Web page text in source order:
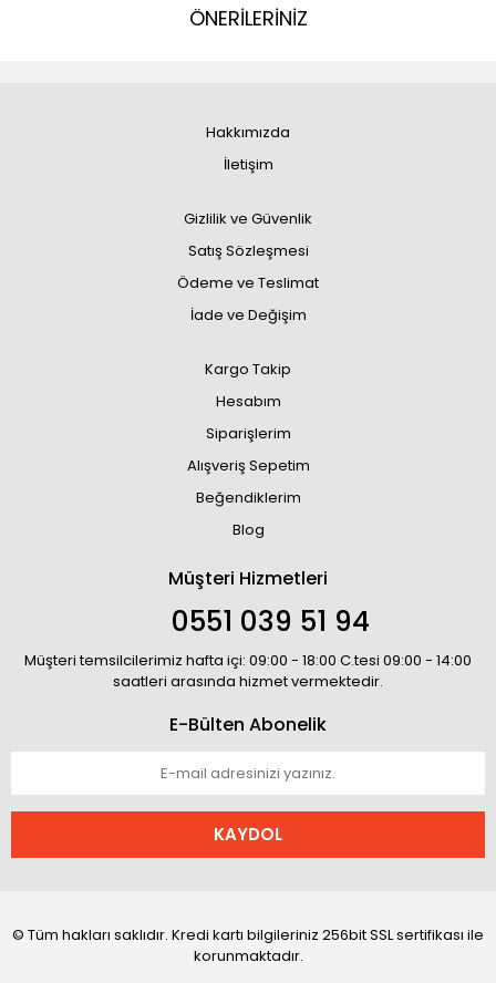
ÖNERİLERİNİZ
Hakkımızda
İletişim
Gizlilik ve Güvenlik
Satış Sözleşmesi
Ödeme ve Teslimat
İade ve Değişim
Kargo Takip
Hesabım
Siparişlerim
Alışveriş Sepetim
Beğendiklerim
Blog
Müşteri Hizmetleri
0551 039 51 94
Müşteri temsilcilerimiz hafta içi: 09:00 - 18:00 C.tesi 09:00 - 14:00
saatleri arasında hizmet vermektedir.
E-Bülten Abonelik
KAYDOL
© Tüm hakları saklıdır. Kredi kartı bilgileriniz 256bit SSL sertifikası ile
korunmaktadır.